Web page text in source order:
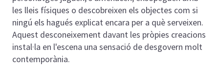
les lleis físiques o descobreixen els objectes com si
ningú els hagués explicat encara per a què serveixen.
Aquest desconeixement davant les pròpies creacions
instal·la en l'escena una sensació de desgovern molt
contemporània.